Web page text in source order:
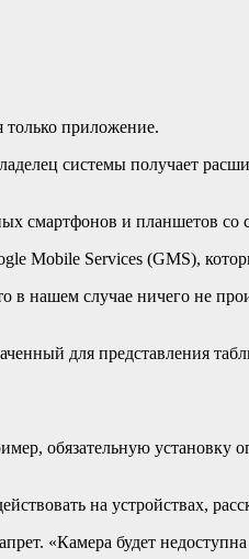
приложение.
системы получает
смартфонов и планшетов со
Mobile Services (GMS),
нашем случае ничего не
для представления
обязательную установку
на устройствах,
«Камера будет